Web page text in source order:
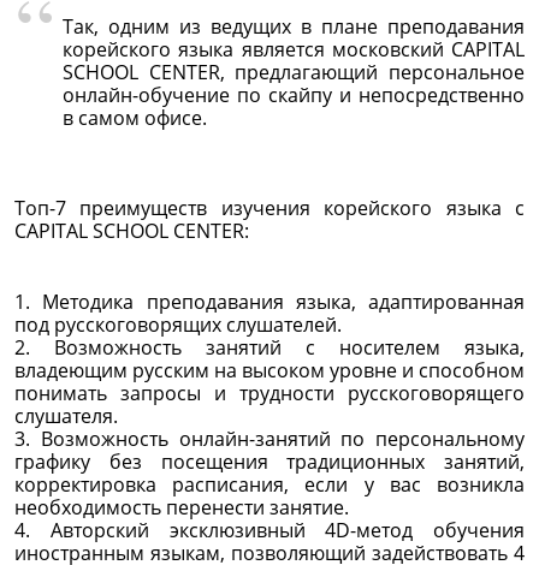
Так, одним из ведущих в плане преподавания
корейского языка является московский CAPITAL
SCHOOL CENTER, предлагающий персональное
онлайн-обучение по скайпу и непосредственно
в самом офисе.
Топ-7 преимуществ изучения корейского языка с
CAPITAL SCHOOL CENTER:
1. Методика преподавания языка, адаптированная
под русскоговорящих слушателей.
2. Возможность занятий с носителем языка,
владеющим русским на высоком уровне и способном
понимать запросы и трудности русскоговорящего
слушателя.
3. Возможность онлайн-занятий по персональному
графику без посещения традиционных занятий,
корректировка расписания, если у вас возникла
необходимость перенести занятие.
4. Авторский эксклюзивный 4D-метод обучения
иностранным языкам, позволяющий задействовать 4